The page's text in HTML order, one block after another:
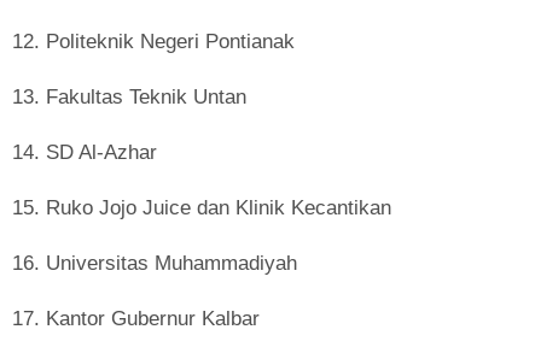
12. Politeknik Negeri Pontianak
13. Fakultas Teknik Untan
14. SD Al-Azhar
15. Ruko Jojo Juice dan Klinik Kecantikan
16. Universitas Muhammadiyah
17. Kantor Gubernur Kalbar